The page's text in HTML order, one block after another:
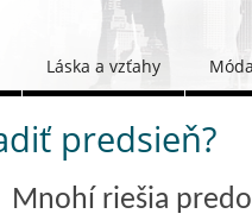
Láska a vzťahy
predsieň?
Mnohí riešia